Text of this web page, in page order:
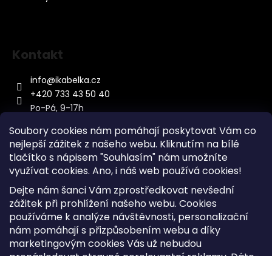
Soubory cookies nám pomáhají poskytovat Vám co
nejlepší zážitek z našeho webu. Kliknutím na bílé
tlačítko s nápisem "Souhlasím" nám umožníte
využívat cookies. Ano, i náš web používá cookies!
Dejte nám šanci Vám zprostředkovat nevšední
zážitek při prohlížení našeho webu. Cookies
používáme k analýze návštěvnosti, personalizační
nám pomáhají s přizpůsobením webu a díky
marketingovým cookies Vás už nebudou
Kontakt
info@ikabelka.cz
+420 733 43 50 40
Po-Pá, 9-17h
Kontakt
Sitemap
Doprava a Platba
Reklamace Zboží
Obchodní podmínky